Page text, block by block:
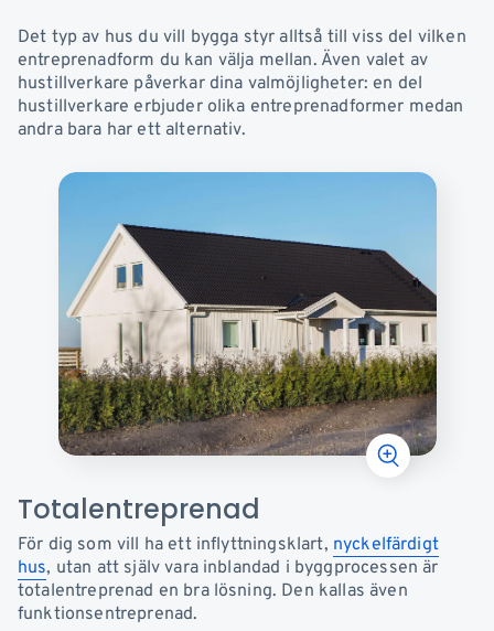
Det typ av hus du vill bygga styr alltså till viss del vilken
entreprenadform du kan välja mellan. Även valet av
hustillverkare påverkar dina valmöjligheter: en del
hustillverkare erbjuder olika entreprenadformer medan
andra bara har ett alternativ.
Totalentreprenad
För dig som vill ha ett inflyttningsklart, nyckelfärdigt
hus, utan att själv vara inblandad i byggprocessen är
totalentreprenad en bra lösning. Den kallas även
funktionsentreprenad.